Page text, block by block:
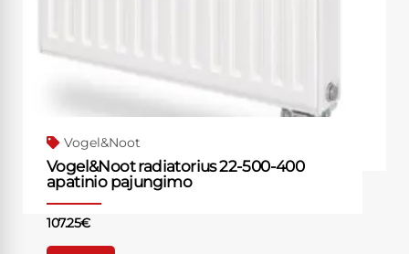
Vogel&Noot
Vogel&Noot radiatorius 22-500-400
apatinio pajungimo
107.25€